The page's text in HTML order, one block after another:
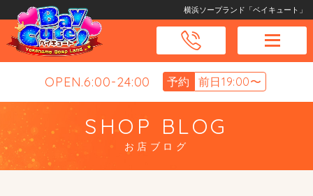
横浜ソープランド「ベイキュート」
OPEN.6:00-24:00 予約 前日19:00〜
SHOP BLOG
お店ブログ